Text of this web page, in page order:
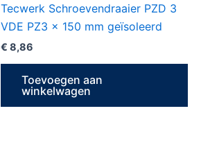
Tecwerk Schroevendraaier PZD 3
VDE PZ3 x 150 mm geïsoleerd
€ 8,86
Toevoegen aan
winkelwagen